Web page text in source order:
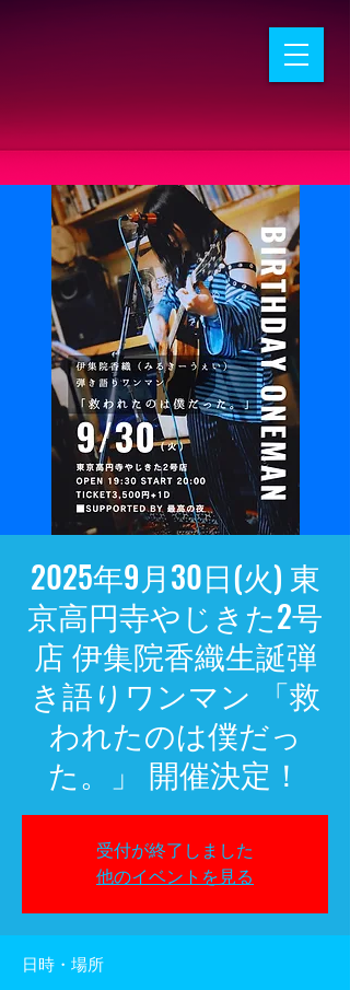
2025年9月30日(火) 東
京高円寺やじきた2号
店 伊集院香織生誕弾
き語りワンマン 「救
われたのは僕だっ
た。」 開催決定！
受付が終了しました
他のイベントを見る
日時・場所